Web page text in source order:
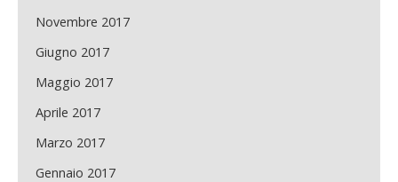
Novembre 2017
Giugno 2017
Maggio 2017
Aprile 2017
Marzo 2017
Gennaio 2017